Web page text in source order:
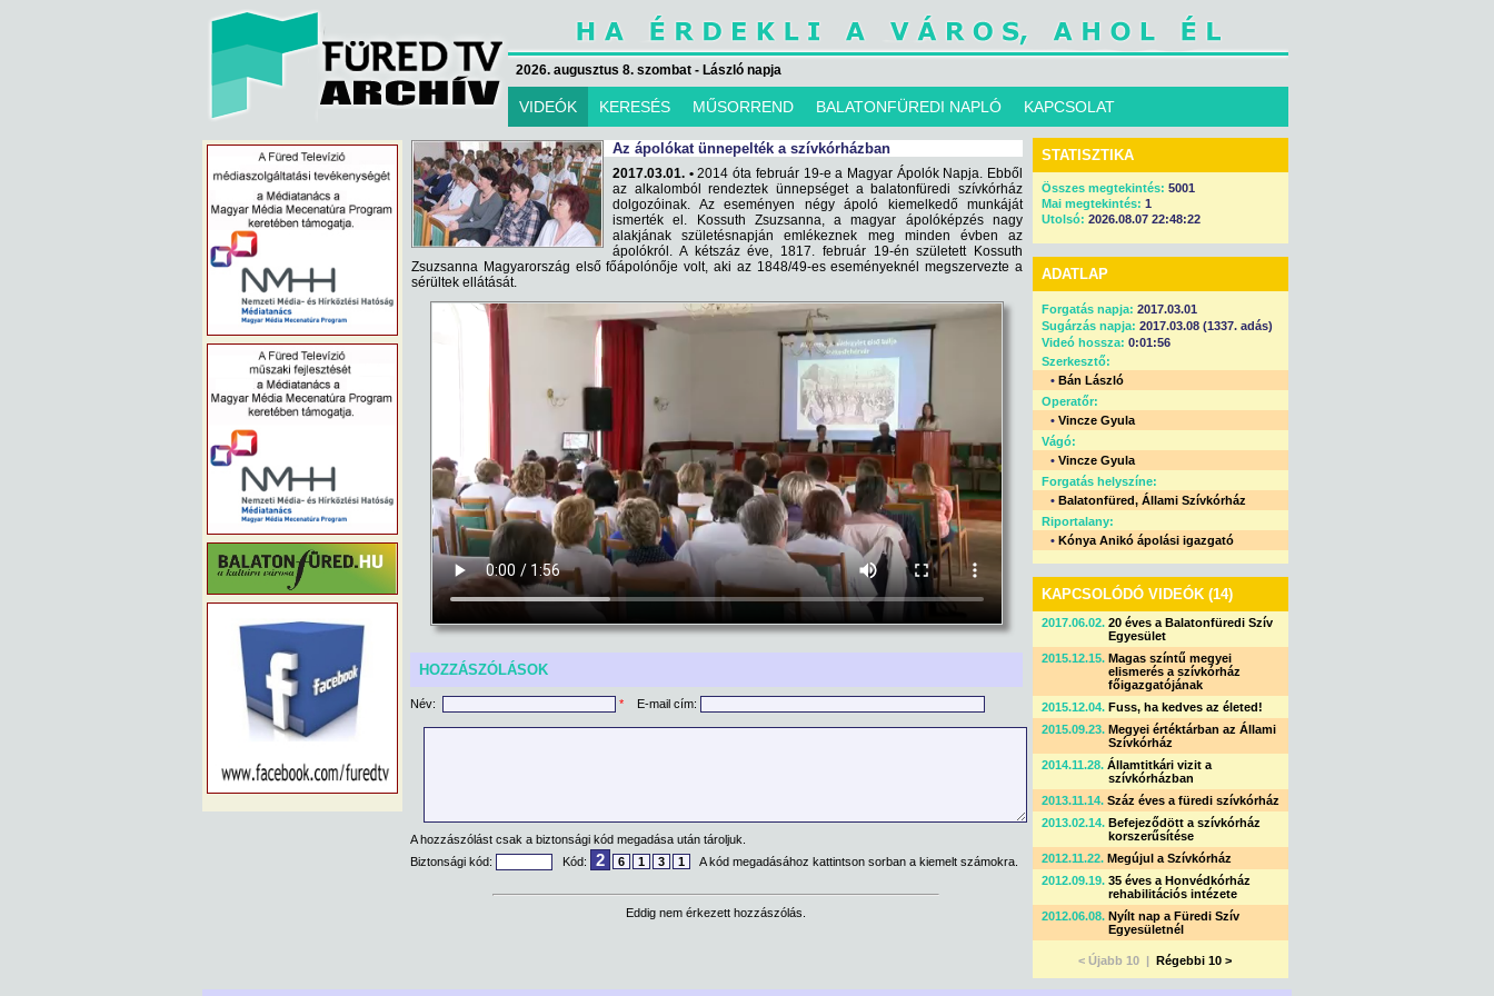
2026. augusztus 8. szombat - László napja
VIDEÓK KERESÉS MŰSORREND BALATONFÜREDI NAPLÓ KAPCSOLAT
Az ápolókat ünnepelték a szívkórházban
2017.03.01. •2014 óta február 19-e a Magyar Ápolók Napja. Ebből
az alkalomból rendeztek ünnepséget a balatonfüredi szívkórház
dolgozóinak. Az eseményen négy ápoló kiemelkedő munkáját
ismerték el. Kossuth Zsuzsanna, a magyar ápolóképzés nagy
alakjának születésnapján emlékeznek meg minden évben az
ápolókról. A kétszáz éve, 1817. február 19-én született Kossuth
Zsuzsanna Magyarország első főápolónője volt, aki az 1848/49-es eseményeknél megszervezte a
sérültek ellátását.
HOZZÁSZÓLÁSOK
Név: * E-mail cím:
A hozzászólást csak a biztonsági kód megadása után tároljuk.
Biztonsági kód:
Kód: 2 6 1 3 1 A kód megadásához kattintson sorban a kiemelt számokra.
Eddig nem érkezett hozzászólás.
STATISZTIKA
Összes megtekintés: 5001
Mai megtekintés: 1
Utolsó: 2026.08.07 22:48:22
ADATLAP
Forgatás napja: 2017.03.01
Sugárzás napja: 2017.03.08 (1337. adás)
Videó hossza: 0:01:56
Szerkesztő:
• Bán László
Operatőr:
• Vincze Gyula
Vágó:
• Vincze Gyula
Forgatás helyszíne:
• Balatonfüred, Állami Szívkórház
Riportalany:
• Kónya Anikó ápolási igazgató
KAPCSOLÓDÓ VIDEÓK (14)
2017.06.02. 20 éves a Balatonfüredi Szív
Egyesület
2015.12.15. Magas színtű megyei
elismerés a szívkórház
főigazgatójának
2015.12.04. Fuss, ha kedves az életed!
2015.09.23. Megyei értéktárban az Állami
Szívkórház
2014.11.28. Államtitkári vizit a
szívkórházban
2013.11.14. Száz éves a füredi szívkórház
2013.02.14. Befejeződött a szívkórház
korszerűsítése
2012.11.22. Megújul a Szívkórház
2012.09.19. 35 éves a Honvédkórház
rehabilitációs intézete
2012.06.08. Nyílt nap a Füredi Szív
Egyesületnél
< Újabb 10 | Régebbi 10 >